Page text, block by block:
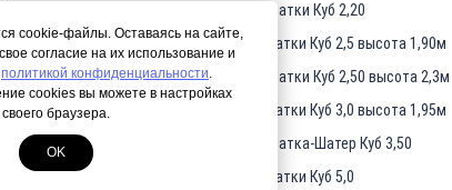
3) Палатки Куб 2,20
4)Палатки Куб 2,5 высота 1,90м
5) Палатки Куб 2,50 высота 2,3м
6)Палатки Куб 3,0 высота 1,95м
7) Палатка-Шатер Куб 3,50
8)Палатки Куб 5,0
cookie-файлы. Оставаясь на сайте,
согласие на их использование и
политикой конфиденциальности.
cookies вы можете в настройках
своего браузера.
OK